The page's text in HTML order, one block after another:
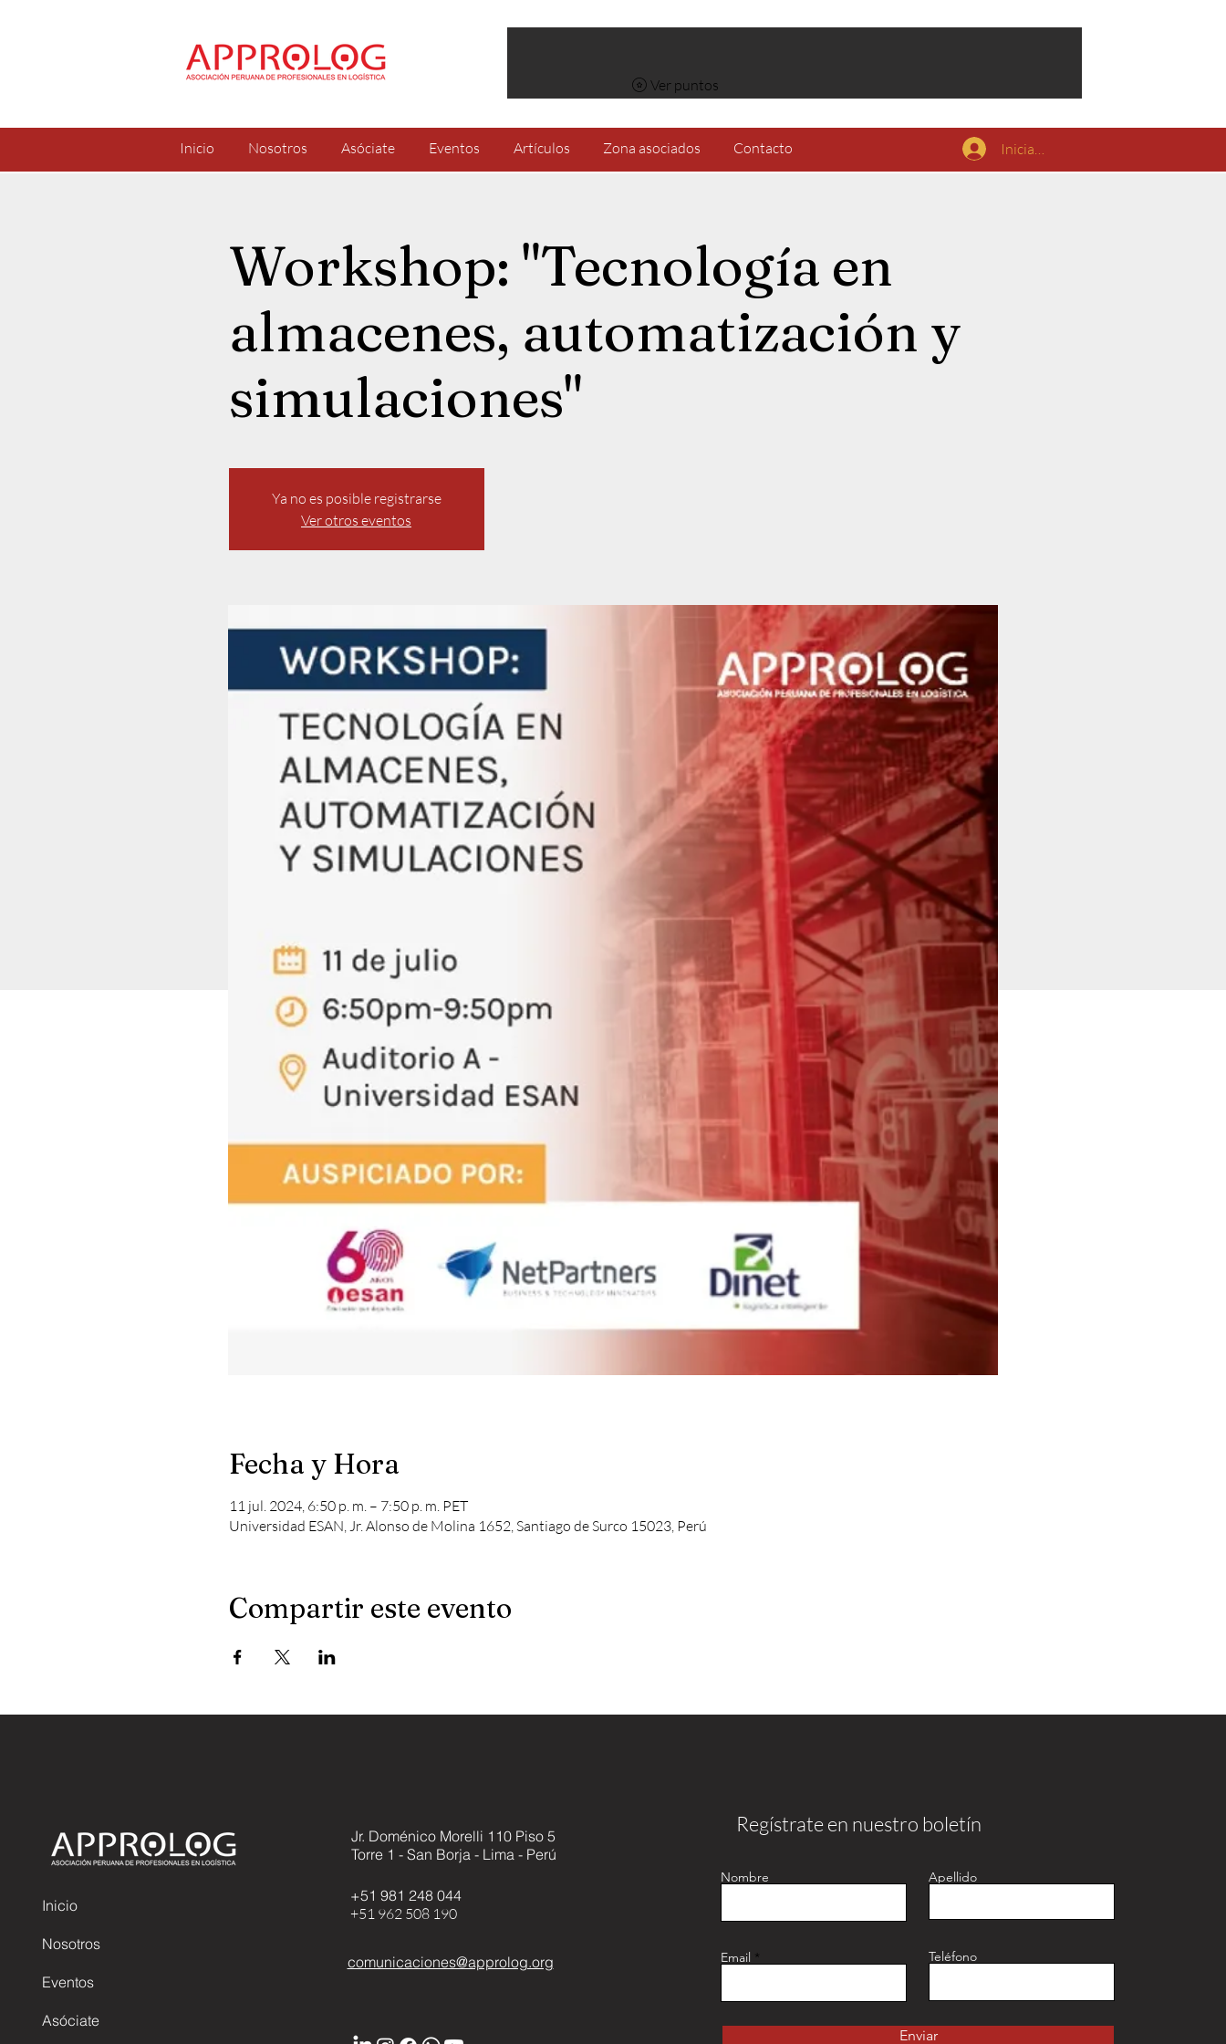
Ver puntos
Inicio Nosotros Asóciate Eventos Artículos Zona asociados Contacto Iniciar sesión
Workshop: "Tecnología en
almacenes, automatización y
simulaciones"
Ya no es posible registrarse
Ver otros eventos
Fecha y Hora
11 jul. 2024, 6:50 p. m. – 7:50 p. m. PET
Universidad ESAN, Jr. Alonso de Molina 1652, Santiago de Surco 15023, Perú
Compartir este evento
Inicio
Nosotros
Eventos
Asóciate
Jr. Doménico Morelli 110 Piso 5
Torre 1 - San Borja - Lima - Perú
+51 981 248 044
+51 962 508 190
comunicaciones@approlog.org
Nombre Apellido
Email Teléfono
Enviar
Regístrate en nuestro boletín